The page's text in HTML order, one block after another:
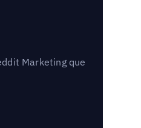
Marketing que